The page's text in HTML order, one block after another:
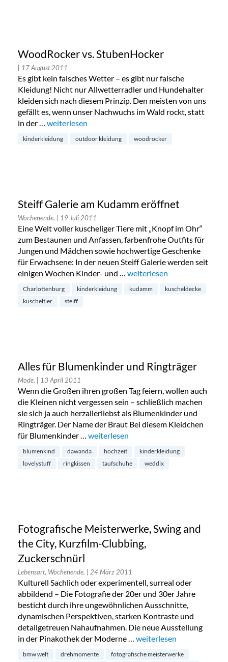
WoodRocker vs. StubenHocker
| 17 August 2011
Es gibt kein falsches Wetter – es gibt nur falsche
Kleidung! Nicht nur Allwetterradler und Hundehalter
kleiden sich nach diesem Prinzip. Den meisten von uns
gefällt es, wenn unser Nachwuchs im Wald rockt, statt
in der … „WoodRocker vs. StubenHocker“
weiterlesen
kinderkleidung outdoor kleidung woodrocker
Steiff Galerie am Kudamm eröffnet
Wochenende, | 19 Juli 2011
Eine Welt voller kuscheliger Tiere mit „Knopf im Ohr“
zum Bestaunen und Anfassen, farbenfrohe Outfits für
Jungen und Mädchen sowie hochwertige Geschenke
für Erwachsene: In der neuen Steiff Galerie werden seit
einigen Wochen Kinder- und … „Steiff Galerie am Kudamm
weiterlesen
Charlottenburg kinderkleidung kudamm
kuscheldecke
kuscheltier
steiff
Alles für Blumenkinder und Ringträger
Mode, | 13 April 2011
Wenn die Großen ihren großen Tag feiern, wollen auch
die Kleinen nicht vergessen sein – schließlich machen
sie sich ja auch herzallerliebst als Blumenkinder und
Ringträger. Der Name der Braut Bei diesem Kleidchen
für Blumenkinder … „Alles für Blumenkinder und Ringträger“
weiterlesen
blumenkind dawanda hochzeit
kinderkleidung
lovelystuff
ringkissen taufschuhe weddix
Fotografische Meisterwerke, Swing and
the City, Kurzfilm-Clubbing,
Zuckerschnürl
Lebensart, Wochenende, | 24 März 2011
Kulturell Sachlich oder experimentell, surreal oder
abbildend – Die Fotografie der 20er und 30er Jahre
besticht durch ihre ungewöhnlichen Ausschnitte,
dynamischen Perspektiven, starken Kontraste und
detailgetreuen Nahaufnahmen. Die neue Ausstellung
in der Pinakothek der Moderne … „Fotografische
weiterlesen
bmw welt drehmomente
fotografische meisterwerke